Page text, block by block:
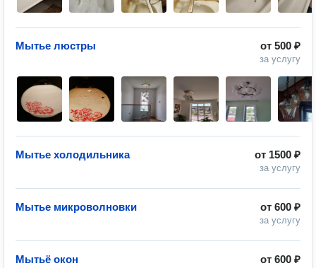
от 500 ₽
за услугу
Мытье люстры
от 1500 ₽
за услугу
Мытье холодильника
от 600 ₽
за услугу
Мытье микроволновки
от 600 ₽
Мытьё окон